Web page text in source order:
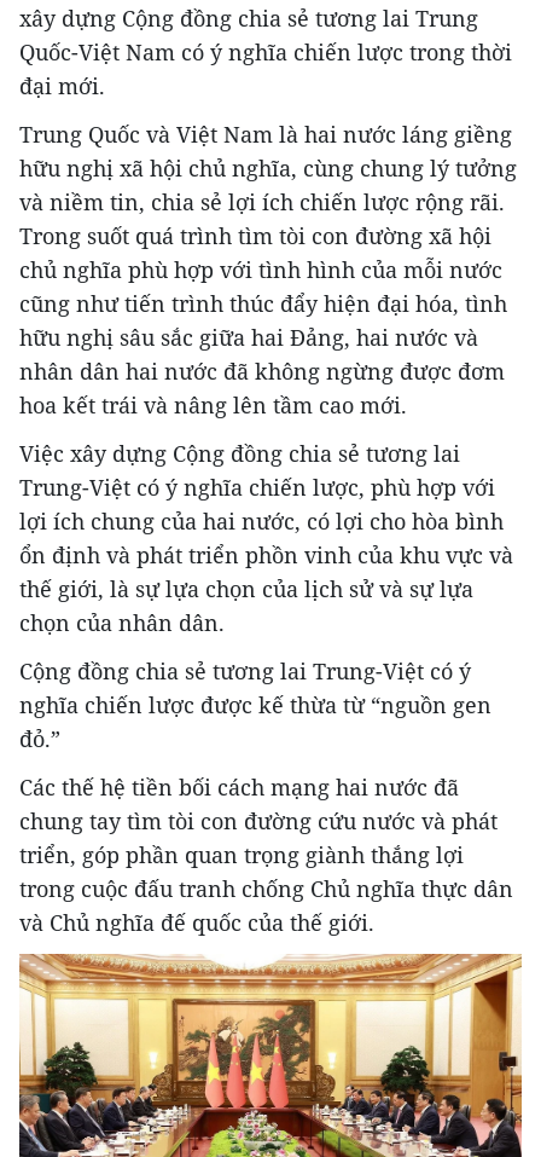
xây dựng Cộng đồng chia sẻ tương lai Trung
Quốc-Việt Nam có ý nghĩa chiến lược trong thời
đại mới.
Trung Quốc và Việt Nam là hai nước láng giềng
hữu nghị xã hội chủ nghĩa, cùng chung lý tưởng
và niềm tin, chia sẻ lợi ích chiến lược rộng rãi.
Trong suốt quá trình tìm tòi con đường xã hội
chủ nghĩa phù hợp với tình hình của mỗi nước
cũng như tiến trình thúc đẩy hiện đại hóa, tình
hữu nghị sâu sắc giữa hai Đảng, hai nước và
nhân dân hai nước đã không ngừng được đơm
hoa kết trái và nâng lên tầm cao mới.
Việc xây dựng Cộng đồng chia sẻ tương lai
Trung-Việt có ý nghĩa chiến lược, phù hợp với
lợi ích chung của hai nước, có lợi cho hòa bình
ổn định và phát triển phồn vinh của khu vực và
thế giới, là sự lựa chọn của lịch sử và sự lựa
chọn của nhân dân.
Cộng đồng chia sẻ tương lai Trung-Việt có ý
nghĩa chiến lược được kế thừa từ “nguồn gen
đỏ.”
Các thế hệ tiền bối cách mạng hai nước đã
chung tay tìm tòi con đường cứu nước và phát
triển, góp phần quan trọng giành thắng lợi
trong cuộc đấu tranh chống Chủ nghĩa thực dân
và Chủ nghĩa đế quốc của thế giới.